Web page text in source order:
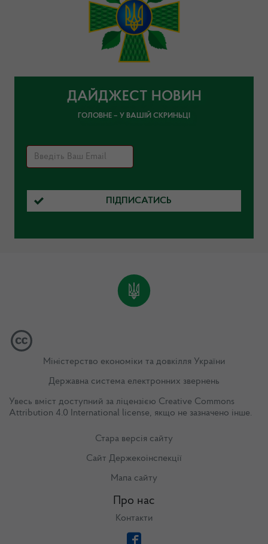
ДАЙДЖЕСТ НОВИН
ГОЛОВНЕ – У ВАШІЙ СКРИНЬЦІ
ПІДПИСАТИСЬ
Міністерство економіки та довкілля України
Державна система електронних звернень
Увесь вміст доступний за ліцензією Creative Commons
Attribution 4.0 International license, якщо не зазначено інше.
Стара версія сайту
Сайт Держекоінспекції
Мапа сайту
Про нас
Контакти